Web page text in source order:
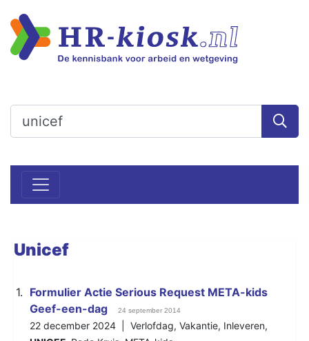
Unicef
1. Formulier Actie Serious Request META-kids
Geef-een-dag
24 september 2014
22 december 2024 | Verlofdag, Vakantie, Inleveren,